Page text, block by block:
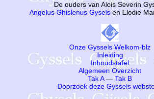
De ouders van Alois Severin
Angelus Ghislenus Gyselsen Elodie
Onze Gyssels Welkom-blz
Inleiding
Inhoudstafel
Algemeen Overzicht
Tak A— Tak B
Doorzoek deze Gyssels